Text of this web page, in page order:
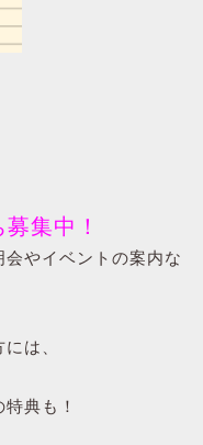
集中！
やイベントの案内な
は、
典も！